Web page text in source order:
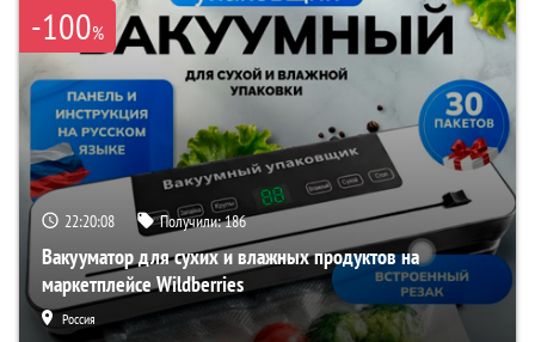
-100%
22:20:07 Получили:186
Вакууматор для сухих и влажных продуктов на
маркетплейсе Wildberries
Россия